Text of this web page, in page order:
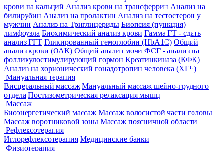
крови на кальций Анализ крови на трансферрин Анализ на
билирубин Анализ на пролактин Анализ на тестостерон у
мужчин Анализ на Триглицериды Биопсия (пункция)
лимфоузла Биохимический анализ крови Гамма ГТ - сдать
анализ ГГТ Гликированный гемоглобин (HbA1С) Общий
анализ крови (ОАК) Общий анализ мочи ФСГ - анализ на
фолликулостимулирующий гормон Креатинкиназа (КФК)
Анализ на хорионический гонадотропин человека (ХГЧ)
Мануальная терапия
Висцеральный массаж Мануальный массаж шейно-грудного
отдела Постизометрическая релаксация мышц
Массаж
Биоэнергетический массаж Массаж волосистой части головы
Массаж воротниковой зоны Массаж поясничной области
Рефлексотерапия
Иглорефлексотерапия Медицинские банки
Физиотерапия